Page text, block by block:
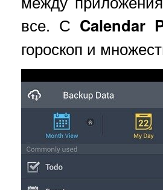
все. С Calendar
гороскоп и